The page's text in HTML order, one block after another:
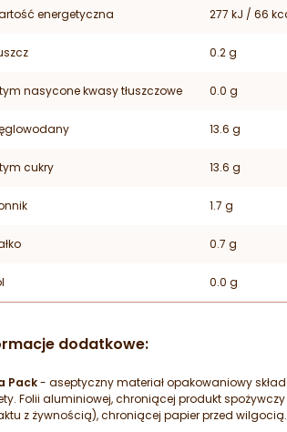
energetyczna 277 kJ / 66
0.2 g
nasycone kwasy tłuszczowe 0.0 g
13.6 g
cukry 13.6 g
1.7 g
0.7 g
0.0 g
dodatkowe:
Pack- aseptyczny materiał opakowaniowy
Folii aluminiowej, chroniącej produkt
z żywnością), chroniącej papier przed wilgocią.